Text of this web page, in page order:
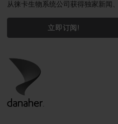
从徕卡生物系统公司获得独家新闻
立即订阅!